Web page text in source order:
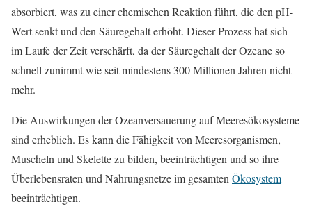
absorbiert, was zu einer chemischen Reaktion führt, die den pH-
Wert senkt und den Säuregehalt erhöht. Dieser Prozess hat sich
im Laufe der Zeit verschärft, da der Säuregehalt der Ozeane so
schnell zunimmt wie seit mindestens 300 Millionen Jahren nicht
mehr.
Die Auswirkungen der Ozeanversauerung auf Meeresökosysteme
sind erheblich. Es kann die Fähigkeit von Meeresorganismen,
Muscheln und Skelette zu bilden, beeinträchtigen und so ihre
Überlebensraten und Nahrungsnetze im gesamten Ökosystem
beeinträchtigen.